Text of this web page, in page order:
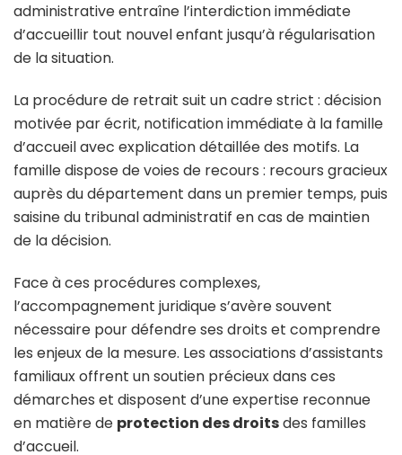
administrative entraîne l’interdiction immédiate
d’accueillir tout nouvel enfant jusqu’à régularisation
de la situation.
La procédure de retrait suit un cadre strict : décision
motivée par écrit, notification immédiate à la famille
d’accueil avec explication détaillée des motifs. La
famille dispose de voies de recours : recours gracieux
auprès du département dans un premier temps, puis
saisine du tribunal administratif en cas de maintien
de la décision.
Face à ces procédures complexes,
l’accompagnement juridique s’avère souvent
nécessaire pour défendre ses droits et comprendre
les enjeux de la mesure. Les associations d’assistants
familiaux offrent un soutien précieux dans ces
démarches et disposent d’une expertise reconnue
en matière de protection des droitsdes familles
d’accueil.